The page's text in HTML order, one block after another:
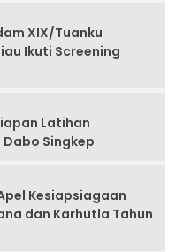
XIX/Tuanku
Ikuti Screening
Latihan
Singkep
Kesiapsiagaan
dan Karhutla Tahun